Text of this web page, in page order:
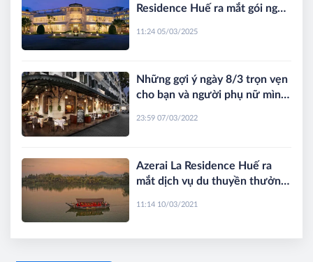
Residence Huế ra mắt gói nghỉ
11:24 05/03/2025
Những gợi ý ngày 8/3 trọn vẹn
cho bạn và người phụ nữ mình
23:59 07/03/2022
Azerai La Residence Huế ra
mắt dịch vụ du thuyền thưởng
11:14 10/03/2021